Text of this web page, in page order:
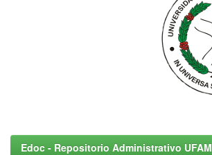
Edoc - Repositorio Administrativo UFAM